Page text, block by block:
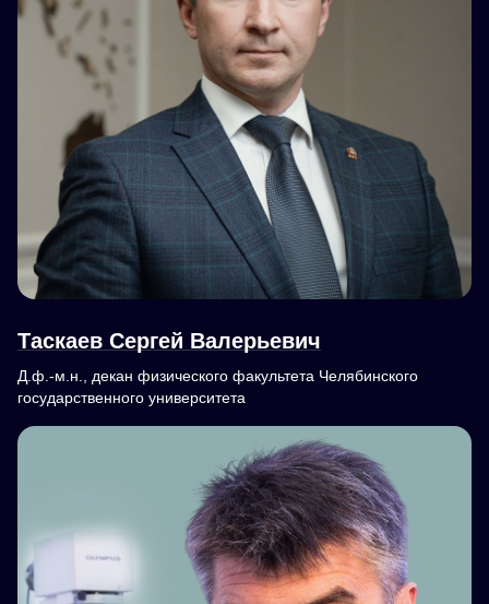
Таскаев Сергей Валерьевич
Д.ф.-м.н., декан физического факультета Челябинского
государственного университета